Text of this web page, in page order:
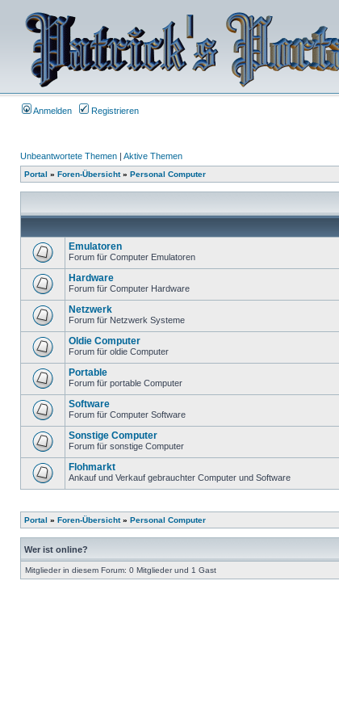
Anmelden Registrieren
Unbeantwortete Themen | Aktive Themen
Portal » Foren-Übersicht» Personal Computer
Emulatoren
Forum für Computer Emulatoren
Hardware
Forum für Computer Hardware
Netzwerk
Forum für Netzwerk Systeme
Oldie Computer
Forum für oldie Computer
Portable
Forum für portable Computer
Software
Forum für Computer Software
Sonstige Computer
Forum für sonstige Computer
Flohmarkt
Ankauf und Verkauf gebrauchter Computer und Software
Portal » Foren-Übersicht» Personal Computer
Wer ist online?
Mitglieder in diesem Forum: 0 Mitglieder und 1 Gast